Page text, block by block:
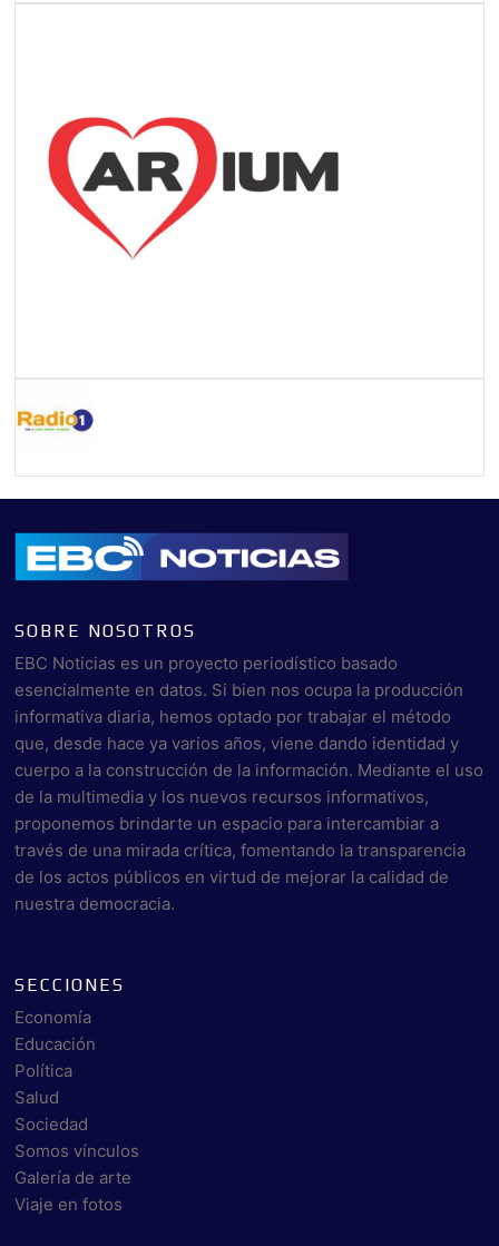
SOBRE NOSOTROS
EBC Noticias es un proyecto periodístico basado
esencialmente en datos. Si bien nos ocupa la producción
informativa diaria, hemos optado por trabajar el método
que, desde hace ya varios años, viene dando identidad y
cuerpo a la construcción de la información. Mediante el uso
de la multimedia y los nuevos recursos informativos,
proponemos brindarte un espacio para intercambiar a
través de una mirada crítica, fomentando la transparencia
de los actos públicos en virtud de mejorar la calidad de
nuestra democracia.
SECCIONES
Economía
Educación
Política
Salud
Sociedad
Somos vínculos
Galería de arte
Viaje en fotos